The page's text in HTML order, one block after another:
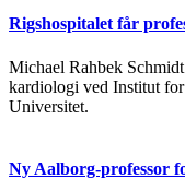
Rigshospitalet får
Michael Rahbek
kardiologi ved Institut
Universitet.
Ny Aalborg-professor